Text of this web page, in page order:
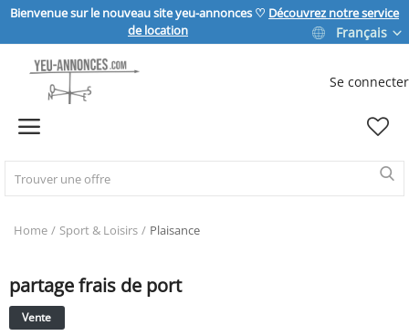
Bienvenue sur le nouveau site yeu-annonces ♡ Découvrez notre service
de location
Français
Se connecter
Home
IMMOBILIER
MAISON & JARDIN
Home Sport & Loisirs Plaisance
partage frais de port
Vente